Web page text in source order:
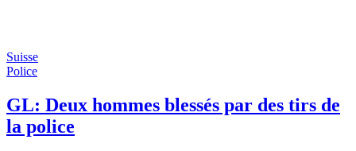
Suisse
Police
GL: Deux hommes blessés par des tirs de
la police